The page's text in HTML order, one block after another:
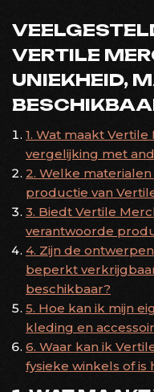
VERTILE
UNIEKHEID,
1. Wat maakt
vergelijking met
2. Welke
productie van
3. Biedt Vertile
verantwoorde
4. Zijn de
beperkt
beschikbaar?
5. Hoe kan ik mijn
kleding en
6. Waar kan ik
fysieke winkels of